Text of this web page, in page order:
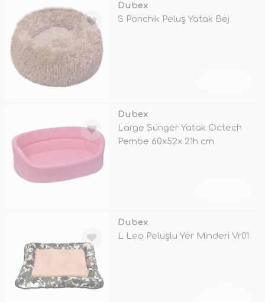
Dubex
S Ponchik Peluş Yatak Bej
Dubex
Large Sünger Yatak Octech
Pembe 60x52x 21h cm
Dubex
L Leo Peluşlu Yer Minderi Vr01